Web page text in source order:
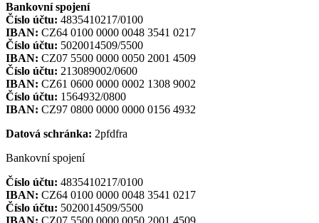
Bankovní spojení
Číslo účtu: 4835410217/0100
IBAN: CZ64 0100 0000 0048 3541 0217
Číslo účtu: 5020014509/5500
IBAN: CZ07 5500 0000 0050 2001 4509
Číslo účtu: 213089002/0600
IBAN: CZ61 0600 0000 0002 1308 9002
Číslo účtu: 1564932/0800
IBAN: CZ97 0800 0000 0000 0156 4932
Datová schránka: 2pfdfra
Bankovní spojení
Číslo účtu: 4835410217/0100
IBAN: CZ64 0100 0000 0048 3541 0217
Číslo účtu: 5020014509/5500
IBAN: CZ07 5500 0000 0050 2001 4509